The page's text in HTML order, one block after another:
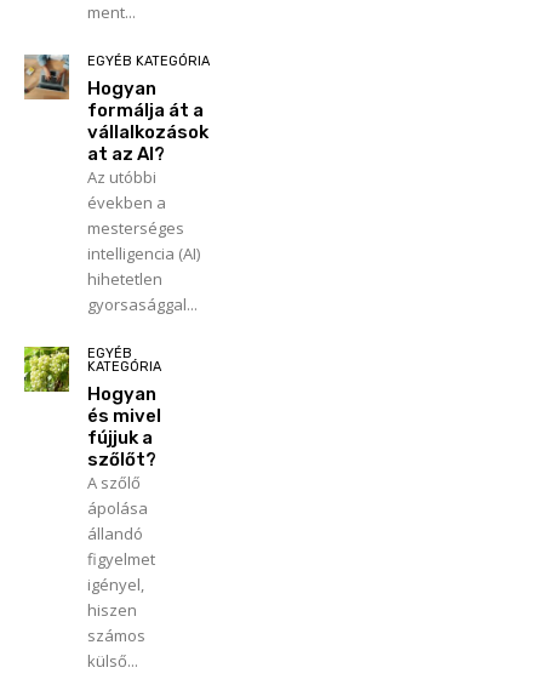
ment...
EGYÉB KATEGÓRIA
Hogyan
formálja át a
vállalkozások
at az AI?
Az utóbbi
években a
mesterséges
intelligencia (AI)
hihetetlen
gyorsasággal...
EGYÉB
KATEGÓRIA
Hogyan
és mivel
fújjuk a
szőlőt?
A szőlő
ápolása
állandó
figyelmet
igényel,
hiszen
számos
külső...